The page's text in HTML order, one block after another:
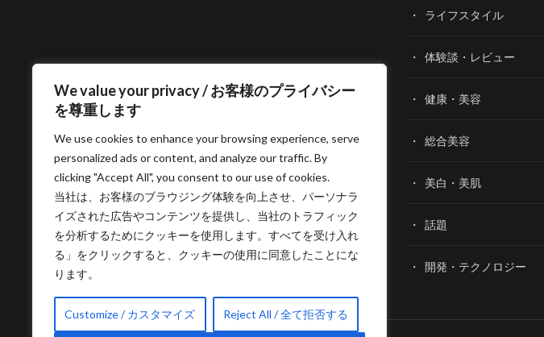
We value your privacy / お客様のプライバシー
を尊重します
We use cookies to enhance your browsing experience, serve
personalized ads or content, and analyze our traffic. By
clicking "Accept All", you consent to our use of cookies.
当社は、お客様のブラウジング体験を向上させ、パーソナラ
イズされた広告やコンテンツを提供し、当社のトラフィック
を分析するためにクッキーを使用します。すべてを受け入れ
る」をクリックすると、クッキーの使用に同意したことにな
ります。
Customize / カスタマイズ Reject All / 全て拒否する
ライフスタイル
体験談・レビュー
健康・美容
総合美容
美白・美肌
話題
開発・テクノロジー